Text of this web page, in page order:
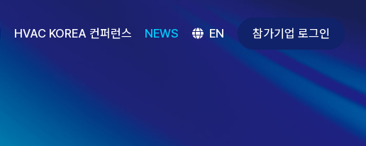
HVAC KOREA 컨퍼런스 NEWS EN 참가기업 로그인